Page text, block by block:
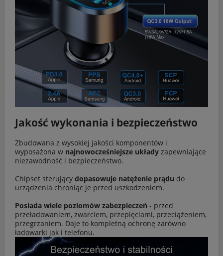
Jakość wykonania i bezpieczeństwo
Zbudowana z wysokiej jakości komponentów i
wyposażona w najnowocześniejsze układy zapewniające
niezawodność i bezpieczeństwo.
Chipset sterujący dopasowuje natężenie prądu do
urządzenia chroniąc je przed uszkodzeniem.
Posiada wiele poziomów zabezpieczeń - przed
przeładowaniem, zwarciem, przepięciami, przeciążeniem,
przegrzaniem. Daje to kompletną ochronę zarówno
ładowarki jak i telefonu.